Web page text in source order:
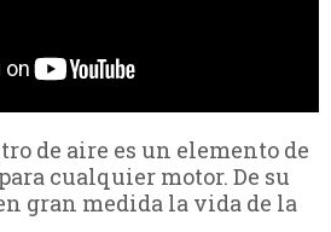
de aire es un elemento de
cualquier motor. De su
gran medida la vida de la